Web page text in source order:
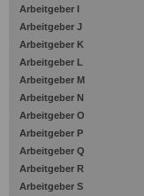
Arbeitgeber I
Arbeitgeber J
Arbeitgeber K
Arbeitgeber L
Arbeitgeber M
Arbeitgeber N
Arbeitgeber O
Arbeitgeber P
Arbeitgeber Q
Arbeitgeber R
Arbeitgeber S